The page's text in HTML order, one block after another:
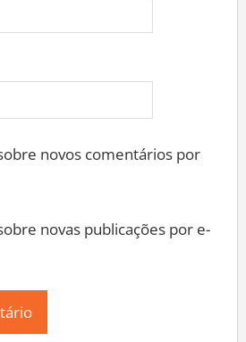
novos comentários por
novas publicações por e-